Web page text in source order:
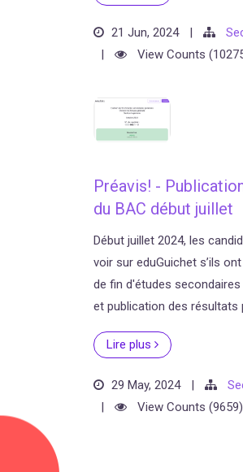
21 Jun, 2024 |
|
View Counts
Préavis! -
du BAC début juillet
Début juillet 2024, les
voir sur eduGuichet s’ils
de fin d'études
et publication des résultats
Lire plus
29 May, 2024 |
|
View Counts (9659)